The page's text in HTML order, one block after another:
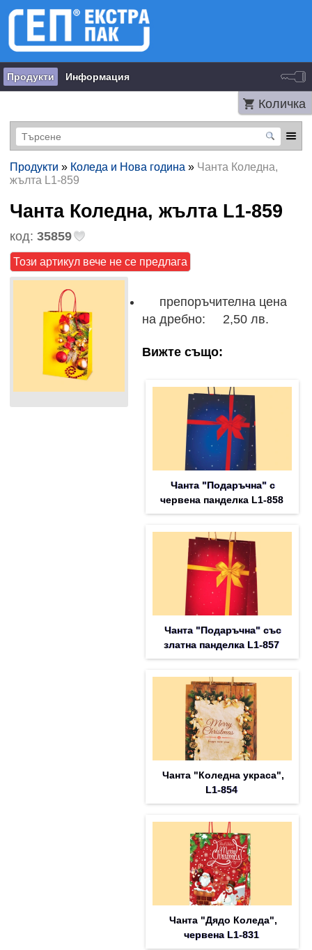
Продукти Информация
Количка
Продукти » Коледа и Нова година » Чанта Коледна,
жълта L1-859
Чанта Коледна, жълта L1-859
код: 35859
Този артикул вече не се предлага
препоръчителна цена
на дребно: 2,50 лв.
Вижте също:
Чанта "Подаръчна" с
червена панделка L1-858
Чанта "Подаръчна" със
златна панделка L1-857
Чанта "Коледна украса",
L1-854
Чанта "Дядо Коледа",
червена L1-831